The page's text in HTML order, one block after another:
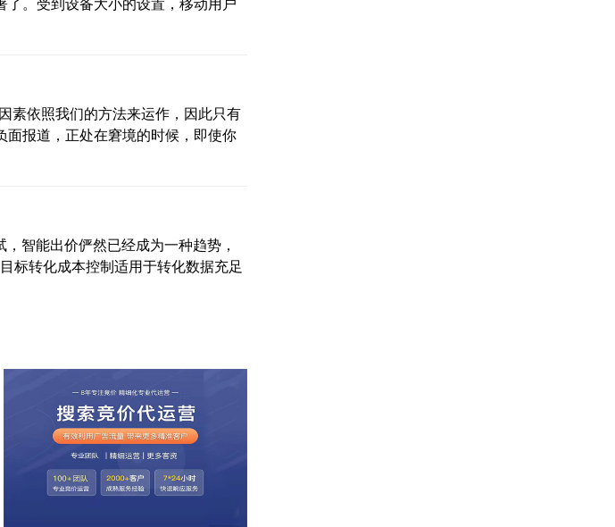
。受到设备大小的设置，移动用户
素依照我们的方法来运作，因此只有
面报道，正处在窘境的时候，即使你
智能出价俨然已经成为一种趋势，
标转化成本控制适用于转化数据充足